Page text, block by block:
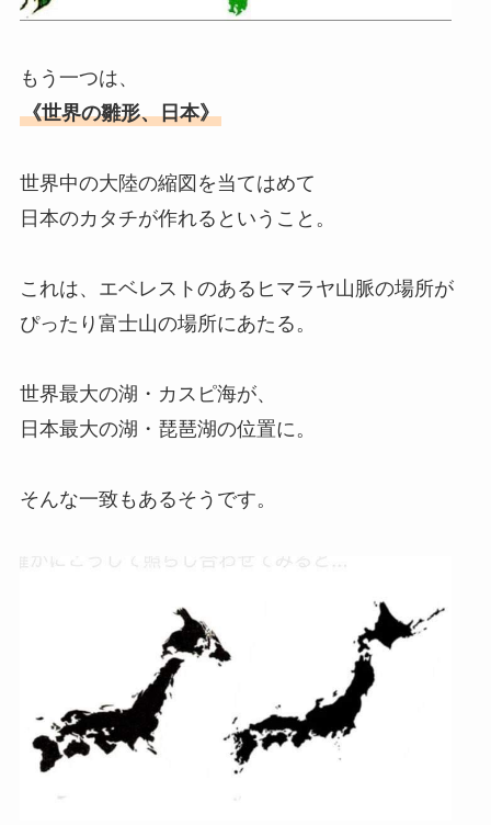
もう一つは、
《世界の雛形、日本》
世界中の大陸の縮図を当てはめて
日本のカタチが作れるということ。
これは、エベレストのあるヒマラヤ山脈の場所が
ぴったり富士山の場所にあたる。
世界最大の湖・カスピ海が、
日本最大の湖・琵琶湖の位置に。
そんな一致もあるそうです。